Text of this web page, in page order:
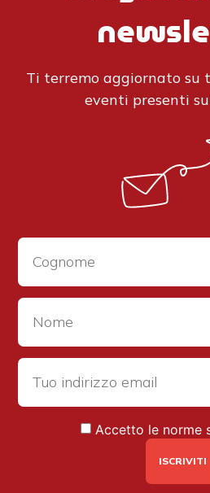
Ti terremo aggiornato su
eventi presenti
Accetto le norme